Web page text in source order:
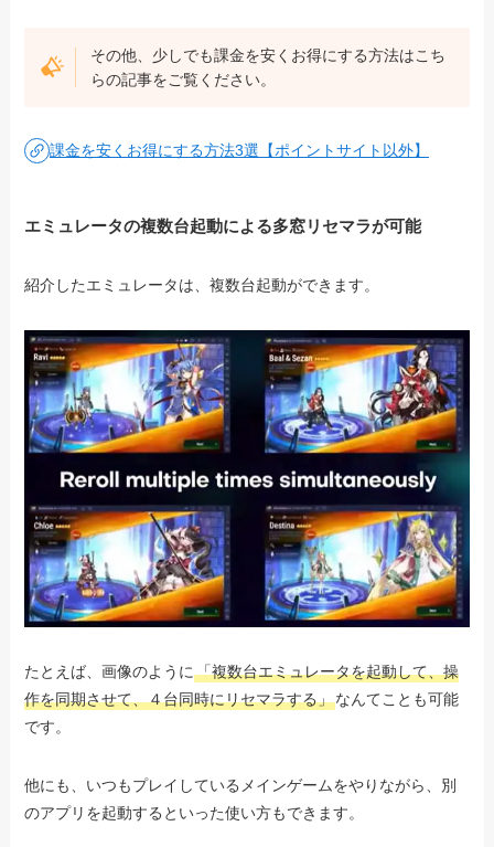
その他、少しでも課金を安くお得にする方法はこち
らの記事をご覧ください。
課金を安くお得にする方法3選【ポイントサイト以外】
エミュレータの複数台起動による多窓リセマラが可能
紹介したエミュレータは、複数台起動ができます。
たとえば、画像のように「複数台エミュレータを起動して、操
作を同期させて、４台同時にリセマラする」なんてことも可能
です。
他にも、いつもプレイしているメインゲームをやりながら、別
のアプリを起動するといった使い方もできます。